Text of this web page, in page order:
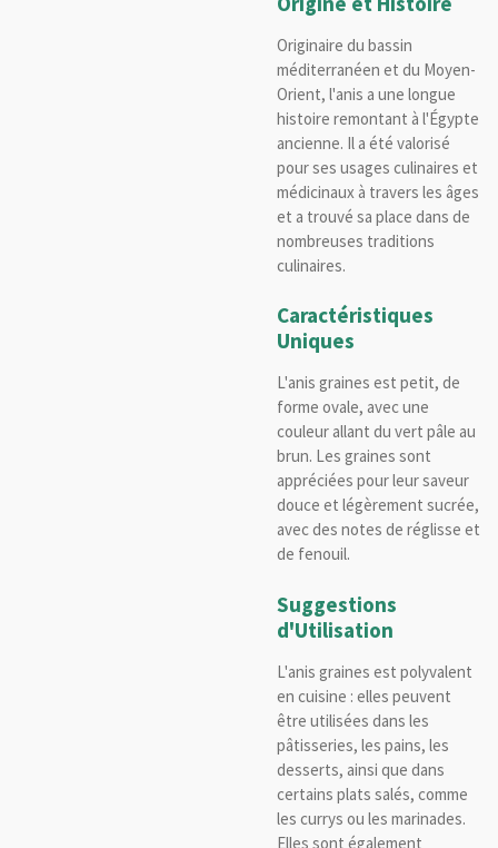
Originaire du bassin
méditerranéen et du Moyen-
Orient, l'anis a une longue
histoire remontant à l'Égypte
ancienne. Il a été valorisé
pour ses usages culinaires et
médicinaux à travers les âges
et a trouvé sa place dans de
nombreuses traditions
culinaires.
Caractéristiques
Uniques
L'anis graines est petit, de
forme ovale, avec une
couleur allant du vert pâle au
brun. Les graines sont
appréciées pour leur saveur
douce et légèrement sucrée,
avec des notes de réglisse et
de fenouil.
Suggestions
d'Utilisation
L'anis graines est polyvalent
en cuisine : elles peuvent
être utilisées dans les
pâtisseries, les pains, les
desserts, ainsi que dans
certains plats salés, comme
les currys ou les marinades.
Elles sont également